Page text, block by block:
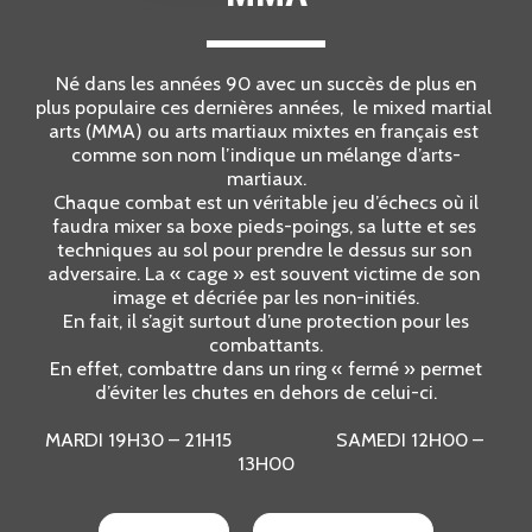
Né dans les années 90 avec un succès de plus en
plus populaire ces dernières années,  le mixed martial
arts (MMA) ou arts martiaux mixtes en français est
comme son nom l’indique un mélange d’arts-
martiaux.
Chaque combat est un véritable jeu d’échecs où il
faudra mixer sa boxe pieds-poings, sa lutte et ses
techniques au sol pour prendre le dessus sur son
adversaire. La « cage » est souvent victime de son
image et décriée par les non-initiés.
En fait, il s’agit surtout d’une protection pour les
combattants.
En effet, combattre dans un ring « fermé » permet
d’éviter les chutes en dehors de celui-ci.
MARDI 19H30 – 21H15                      SAMEDI 12H00 –
13H00